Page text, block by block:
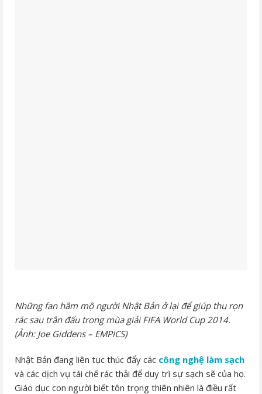
Những fan hâm mộ người Nhật Bản ở lại để giúp thu rọn
rác sau trận đấu trong mùa giải FIFA World Cup 2014.
(Ảnh: Joe Giddens – EMPICS)
Nhật Bản đang liên tục thúc đẩy các công nghệ làm sạch
và các dịch vụ tái chế rác thải để duy trì sự sạch sẽ của họ.
Giáo dục con người biết tôn trọng thiên nhiên là điều rất